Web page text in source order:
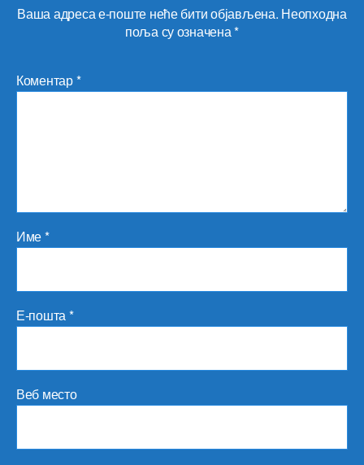
Ваша адреса е-поште неће бити објављена. Неопходна
поља су означена*
Коментар*
Име*
Е-пошта*
Веб место